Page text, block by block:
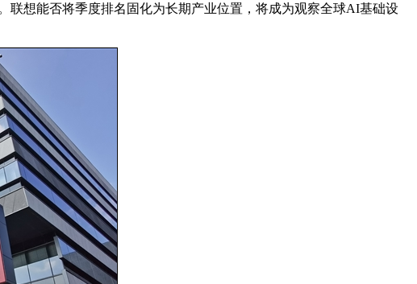
想能否将季度排名固化为长期产业位置，将成为观察全球AI基础设